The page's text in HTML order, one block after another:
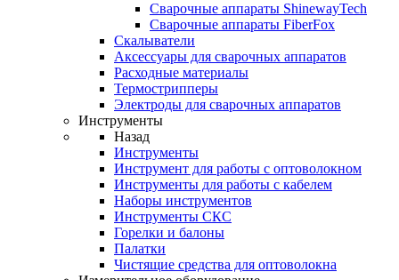
Сварочные аппараты ShinewayTech
Cварочные аппараты FiberFox
Скалыватели
Аксессуары для сварочных аппаратов
Расходные материалы
Термострипперы
Электроды для сварочных аппаратов
Инструменты
Назад
Инструменты
Инструмент для работы с оптоволокном
Инструменты для работы с кабелем
Наборы инструментов
Инструменты СКС
Горелки и балоны
Палатки
Чистящие средства для оптоволокна